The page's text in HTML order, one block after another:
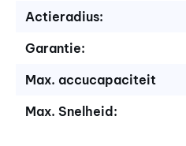
Actieradius:
Garantie:
Max. accucapaciteit
Max. Snelheid: